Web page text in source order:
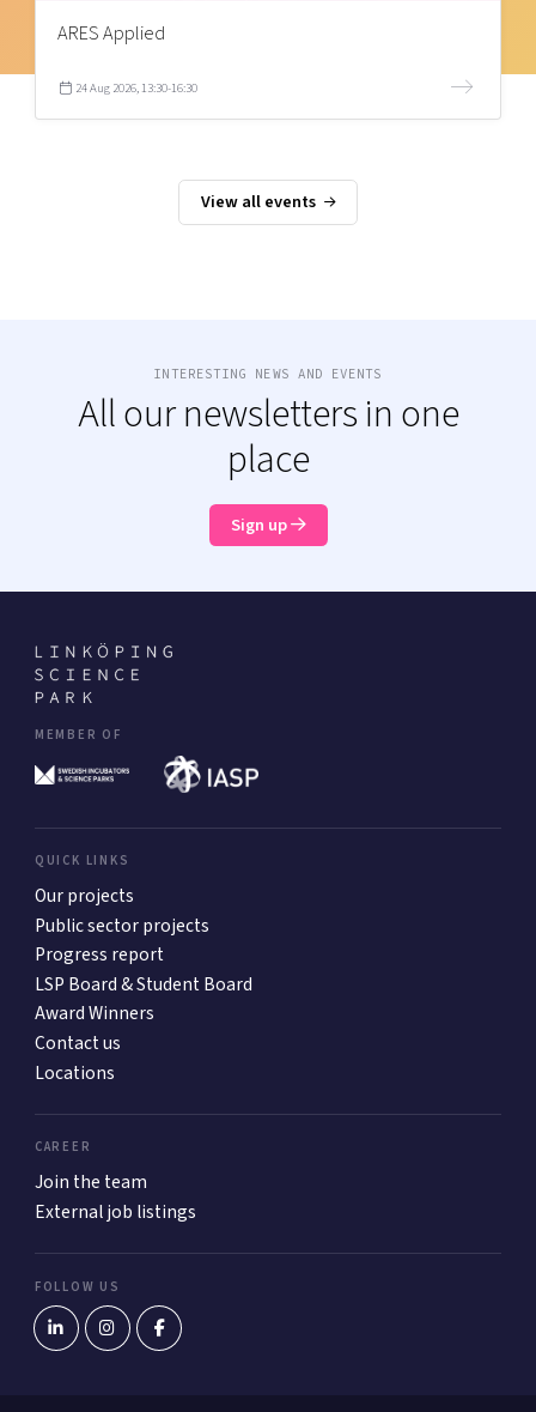
ARES Applied
24 Aug 2026, 13:30-16:30
View all events
INTERESTING NEWS AND EVENTS
All our newsletters in one
place
Sign up
MEMBER OF
QUICK LINKS
Our projects
Public sector projects
Progress report
LSP Board & Student Board
Award Winners
Contact us
Locations
CAREER
Join the team
External job listings
FOLLOW US